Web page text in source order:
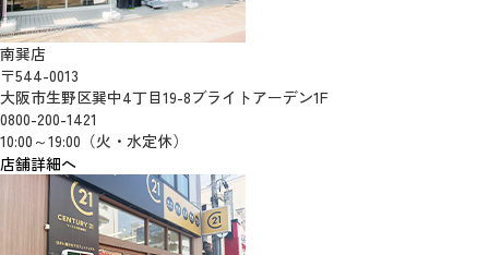
南巽店
〒544-0013
大阪市生野区巽中4丁目19-8ブライトアーデン1F
0800-200-1421
10:00～19:00（火・水定休）
店舗詳細へ